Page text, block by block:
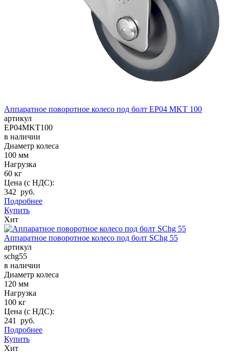
Аппаратное поворотное колесо под болт EP04 MKT 100
артикул
EP04MKT100
в наличии
Диаметр колеса
100 мм
Нагрузка
60 кг
Цена (с НДС):
342 руб.
Подробнее
Купить
Хит
Аппаратное поворотное колесо под болт SChg 55
артикул
schg55
в наличии
Диаметр колеса
120 мм
Нагрузка
100 кг
Цена (с НДС):
241 руб.
Подробнее
Купить
Хит